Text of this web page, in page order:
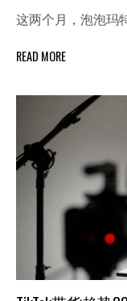
这两个月，泡泡玛
READ MORE